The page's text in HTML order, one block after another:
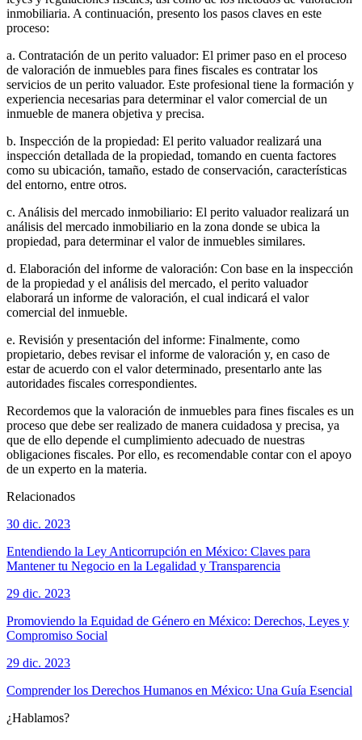
inmobiliaria. A continuación, presento los pasos claves en este
proceso:
a. Contratación de un perito valuador: El primer paso en el proceso
de valoración de inmuebles para fines fiscales es contratar los
servicios de un perito valuador. Este profesional tiene la formación y
experiencia necesarias para determinar el valor comercial de un
inmueble de manera objetiva y precisa.
b. Inspección de la propiedad: El perito valuador realizará una
inspección detallada de la propiedad, tomando en cuenta factores
como su ubicación, tamaño, estado de conservación, características
del entorno, entre otros.
c. Análisis del mercado inmobiliario: El perito valuador realizará un
análisis del mercado inmobiliario en la zona donde se ubica la
propiedad, para determinar el valor de inmuebles similares.
d. Elaboración del informe de valoración: Con base en la inspección
de la propiedad y el análisis del mercado, el perito valuador
elaborará un informe de valoración, el cual indicará el valor
comercial del inmueble.
e. Revisión y presentación del informe: Finalmente, como
propietario, debes revisar el informe de valoración y, en caso de
estar de acuerdo con el valor determinado, presentarlo ante las
autoridades fiscales correspondientes.
Recordemos que la valoración de inmuebles para fines fiscales es un
proceso que debe ser realizado de manera cuidadosa y precisa, ya
que de ello depende el cumplimiento adecuado de nuestras
obligaciones fiscales. Por ello, es recomendable contar con el apoyo
de un experto en la materia.
Relacionados
30 dic. 2023
Entendiendo la Ley Anticorrupción en México: Claves para
Mantener tu Negocio en la Legalidad y Transparencia
29 dic. 2023
Promoviendo la Equidad de Género en México: Derechos, Leyes y
Compromiso Social
29 dic. 2023
Comprender los Derechos Humanos en México: Una Guía Esencial
¿Hablamos?